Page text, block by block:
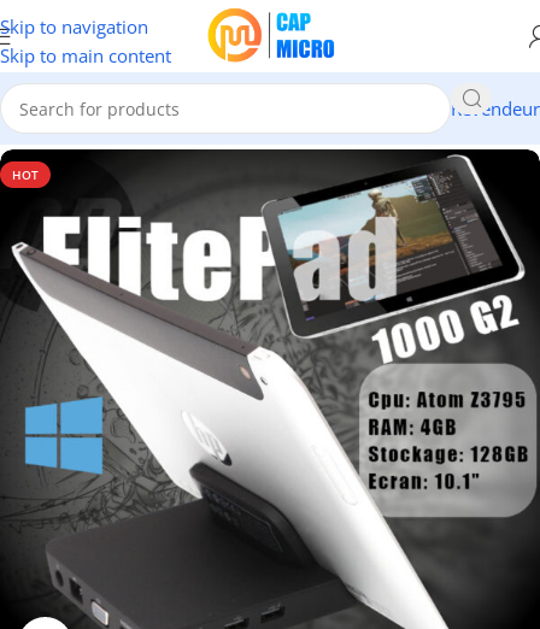
Skip to navigation
Skip to main content
Revendeur
Accueil/INFORMATIQUE/Portables & tablettes/Tablettes
HOT